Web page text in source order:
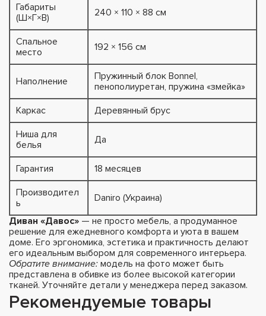
Габариты
(Ш×Г×В)
240 × 110 × 88 см
Спальное
место
192 × 156 см
Наполнение
Пружинный блок Bonnel,
пенополиуретан, пружина «змейка»
Каркас
Деревянный брус
Ниша для
белья
Да
Гарантия
18 месяцев
Производител
ь
Daniro (Украина)
Диван «Давос» — не просто мебель, а продуманное
решение для ежедневного комфорта и уюта в вашем
доме. Его эргономика, эстетика и практичность делают
его идеальным выбором для современного интерьера.
Обратите внимание: модель на фото может быть
представлена в обивке из более высокой категории
тканей. Уточняйте детали у менеджера перед заказом.
Рекомендуемые товары